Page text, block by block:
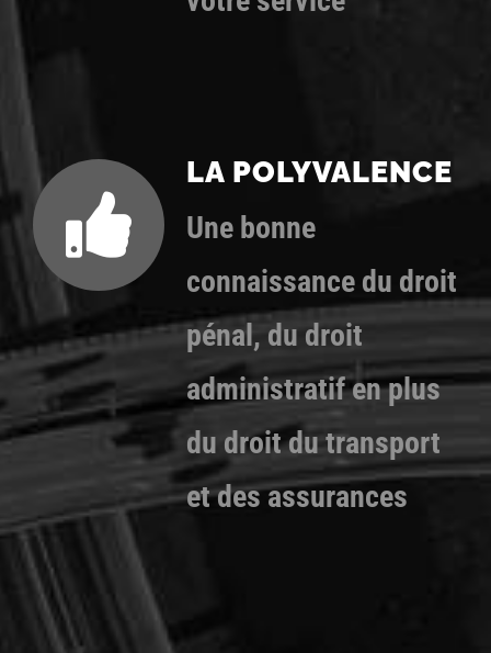
LA POLYVALENCE
Une bonne
connaissance du droit
pénal, du droit
administratif en plus
du droit du transport
et des assurances